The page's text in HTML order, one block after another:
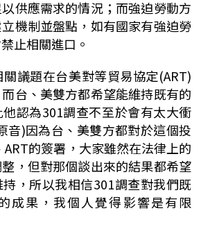
供應需求的情況；而強迫勞動方
機制並盤點，如有國家有強迫勞
止相關進口。
議題在台美對等貿易協定(ART)
台、美雙方都希望能維持既有的
認為301調查不至於會有太大衝
音)因為台、美雙方都對於這個投
的簽署，大家雖然在法律上的
，但對那個談出來的結果都希望
，所以我相信301調查對我們既
成果，我個人覺得影響是有限